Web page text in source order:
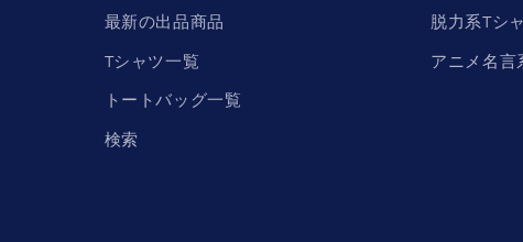
最新の出品商品
Tシャツ一覧
トートバッグ一覧
検索
脱力系Tシ
アニメ名言